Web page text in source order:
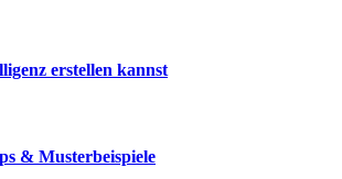
erstellen kannst
& Musterbeispiele